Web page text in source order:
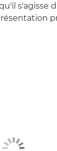
s'agisse